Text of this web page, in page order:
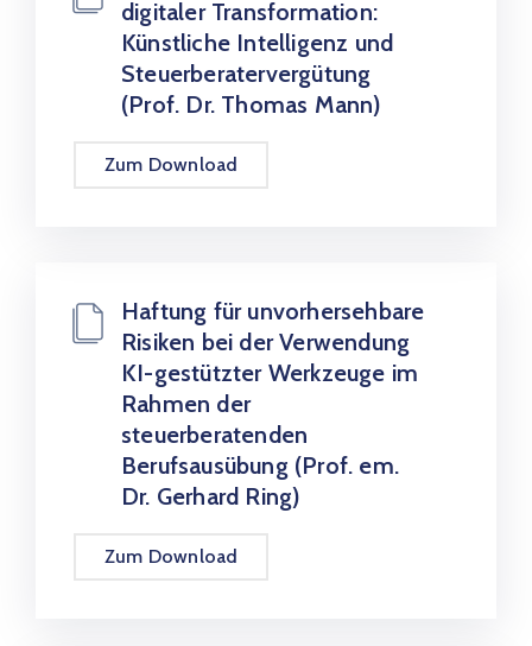
digitaler Transformation:
Künstliche Intelligenz und
Steuerberatervergütung
(Prof. Dr. Thomas Mann)
Zum Download
Haftung für unvorhersehbare
Risiken bei der Verwendung
KI-gestützter Werkzeuge im
Rahmen der
steuerberatenden
Berufsausübung (Prof. em.
Dr. Gerhard Ring)
Zum Download